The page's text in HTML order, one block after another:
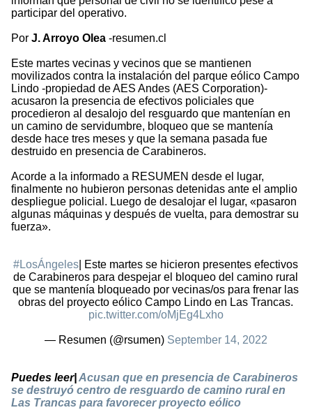
participar del operativo.
Por J. Arroyo Olea -resumen.cl
Este martes vecinas y vecinos que se mantienen
movilizados contra la instalación del parque eólico Campo
Lindo -propiedad de AES Andes (AES Corporation)-
acusaron la presencia de efectivos policiales que
procedieron al desalojo del resguardo que mantenían en
un camino de servidumbre, bloqueo que se mantenía
desde hace tres meses y que la semana pasada fue
destruido en presencia de Carabineros.
Acorde a la informado a RESUMEN desde el lugar,
finalmente no hubieron personas detenidas ante el amplio
despliegue policial. Luego de desalojar el lugar, «pasaron
algunas máquinas y después de vuelta, para demostrar su
fuerza».
#LosÁngeles | Este martes se hicieron presentes efectivos
de Carabineros para despejar el bloqueo del camino rural
que se mantenía bloqueado por vecinas/os para frenar las
obras del proyecto eólico Campo Lindo en Las Trancas.
pic.twitter.com/oMjEg4Lxho
— Resumen (@rsumen) September 14, 2022
Puedes leer| Acusan que en presencia de Carabineros
se destruyó centro de resguardo de camino rural en
Las Trancas para favorecer proyecto eólico